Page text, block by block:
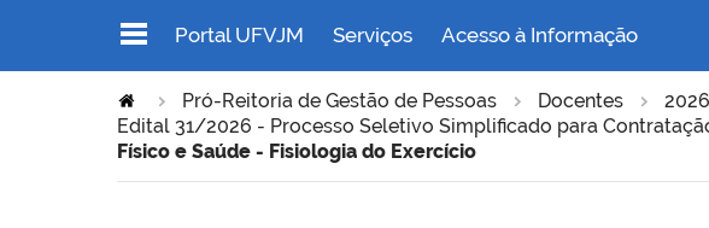
Portal UFVJM Serviços Acesso à Informação
Pró-Reitoria de Gestão de Pessoas Docentes
2026
Edital 31/2026 - Processo Seletivo Simplificado para
Físico e Saúde - Fisiologia do Exercício